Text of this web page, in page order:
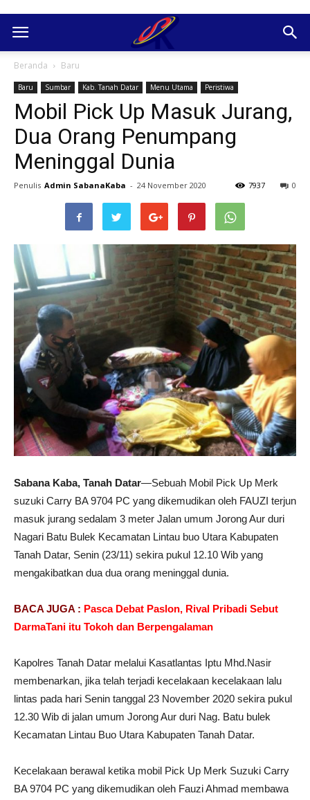
Beranda Baru
Baru Sumbar Kab. Tanah Datar Menu Utama Peristiwa
Mobil Pick Up Masuk Jurang,
Dua Orang Penumpang
Meninggal Dunia
Penulis Admin SabanaKaba - 24 November 2020 0
7937
Sabana Kaba, Tanah Datar—Sebuah Mobil Pick Up Merk
suzuki Carry BA 9704 PC yang dikemudikan oleh FAUZI terjun
masuk jurang sedalam 3 meter Jalan umum Jorong Aur duri
Nagari Batu Bulek Kecamatan Lintau buo Utara Kabupaten
Tanah Datar, Senin (23/11) sekira pukul 12.10 Wib yang
mengakibatkan dua dua orang meninggal dunia.
BACA JUGA : Pasca Debat Paslon, Rival Pribadi Sebut
DarmaTani itu Tokoh dan Berpengalaman
Kapolres Tanah Datar melalui Kasatlantas Iptu Mhd.Nasir
membenarkan, jika telah terjadi kecelakaan kecelakaan lalu
lintas pada hari Senin tanggal 23 November 2020 sekira pukul
12.30 Wib di jalan umum Jorong Aur duri Nag. Batu bulek
Kecamatan Lintau Buo Utara Kabupaten Tanah Datar.
Kecelakaan berawal ketika mobil Pick Up Merk Suzuki Carry
BA 9704 PC yang dikemudikan oleh Fauzi Ahmad membawa